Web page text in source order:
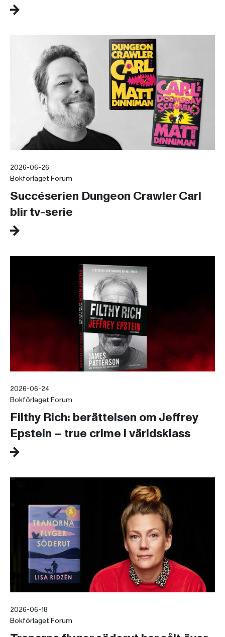
2026-06-26
Bokförlaget Forum
Succéserien Dungeon Crawler Carl
blir tv-serie
2026-06-24
Bokförlaget Forum
Filthy Rich: berättelsen om Jeffrey
Epstein – true crime i världsklass
2026-06-18
Bokförlaget Forum